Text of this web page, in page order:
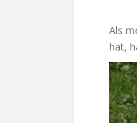
Als
hat,